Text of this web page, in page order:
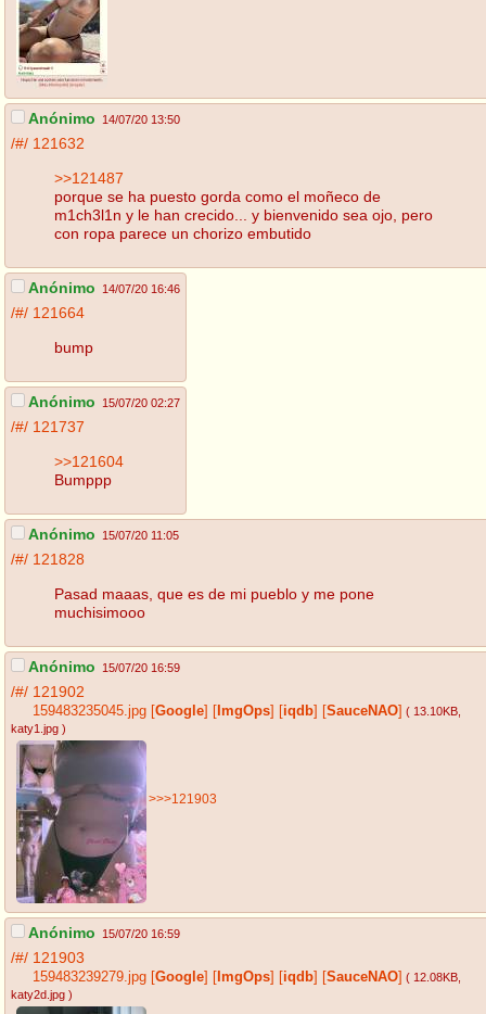
Anónimo 14/07/20 13:50
/#/ 121632
>>121487
porque se ha puesto gorda como el moñeco de
m1ch3l1n y le han crecido... y bienvenido sea ojo, pero
con ropa parece un chorizo embutido
Anónimo 14/07/20 16:46
/#/ 121664
bump
Anónimo 15/07/20 02:27
/#/ 121737
>>121604
Bumppp
Anónimo 15/07/20 11:05
/#/ 121828
Pasad maaas, que es de mi pueblo y me pone
muchisimooo
Anónimo 15/07/20 16:59
/#/ 121902
159483235045.jpg [Google] [ ImgOps] [iqdb] [SauceNAO] ( 13.10KB
katy1.jpg )
>>>121903
Anónimo 15/07/20 16:59
/#/ 121903
159483239279.jpg [Google] [ ImgOps] [iqdb] [SauceNAO] ( 12.08KB
katy2d.jpg )